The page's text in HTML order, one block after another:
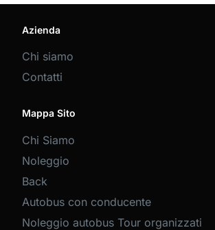
Azienda
Chi siamo
Contatti
Mappa Sito
Chi Siamo
Noleggio
Back
Autobus con conducente
Noleggio autobus Tour organizzati